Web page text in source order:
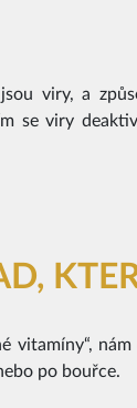
viry, a
se viry
vitamíny“, nám
po bouřce.